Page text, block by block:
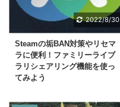
2022/8/30
Steamの垢BAN対策やリセマ
ラに便利！ファミリーライブ
ラリシェアリング機能を使っ
てみよう